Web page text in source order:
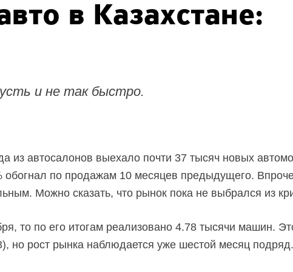
в Казахстане:
и не так быстро.
из автосалонов выехало почти 37 тысяч новых
обогнал по продажам 10 месяцев предыдущего.
Можно сказать, что рынок пока не выбрался из
то по его итогам реализовано 4.78 тысячи машин.
но рост рынка наблюдается уже шестой месяц подряд.